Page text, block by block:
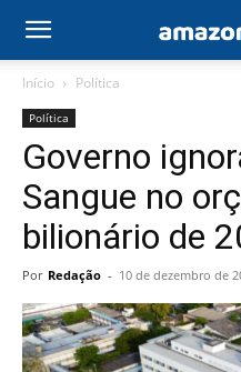
Início Política
Política
Governo
Sangue no
bilionário de
Por Redação - 10 de dezembro de